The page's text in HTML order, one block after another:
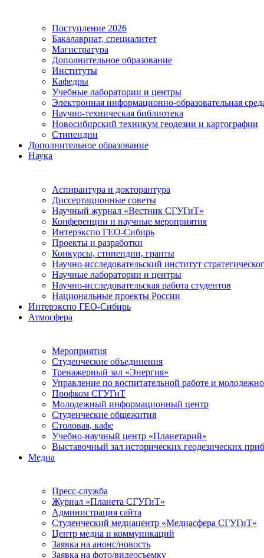
Поступление 2026
Бакалавриат, специалитет
Магистратура
Дополнительное образование
Институты
Кафедры
Учебные лаборатории и центры
Электронная информационно-образовательная
Научно-техническая библиотека
Новосибирский техникум геодезии и картографии
Стипендии
Дополнительное образование
Наука
Аспирантура и докторантура
Диссертационные советы
Научный журнал «Вестник СГУГиТ»
Конференции и научные мероприятия
Интерэкспо ГЕО-Сибирь
Проекты и разработки
Конкурсы, стипендии, гранты
Научно-исследовательский институт
Научные лаборатории и центры
Научно-исследовательская работа студентов
Национальные проекты России
Интерэкспо ГЕО-Сибирь
Атмосфера
Мероприятия
Студенческие объединения
Тренажерный зал «Энергия»
Управление по воспитательной работе и
Профком СГУГиТ
Молодежный информационный центр
Студенческие общежития
Столовая, кафе
Учебно-научный центр «Планетарий»
Выставочный зал исторических геодезических
Медиа
Пресс-служба
Журнал «Планета СГУГиТ»
Администрация сайта
Студенческий медиацентр «Медиасфера СГУГиТ»
Центр медиа и коммуникаций
Заявка на анонс/новость
Заявка на фото/видеосъемку